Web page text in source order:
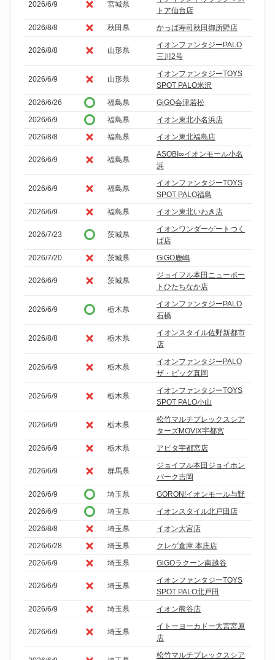
2026/6/9 宮城県
トア仙台店
2026/8/8
秋田県 かっぱ寿司秋田御所野店
2026/8/8 山形県
イオンファンタジーPALO
三川2号
2026/6/9 山形県
イオンファンタジーTOYS
SPOT PALO米沢
2026/6/26
福島県
GiGO会津若松
2026/6/9
福島県
イオン東北小名浜店
2026/8/8
福島県 イオン東北福島店
2026/6/9 福島県
ASOBI∞イオンモール小名
浜
2026/6/9 福島県
イオンファンタジーTOYS
SPOT PALO福島
2026/6/9
福島県 イオン東北いわき店
2026/7/23 茨城県
イオンワンダーゲートつく
ば店
2026/7/20
茨城県 GiGO鹿嶋
2026/6/9 茨城県
ジョイフル本田ニューポー
トひたちなか店
2026/6/9 栃木県
イオンファンタジーPALO
石橋
2026/8/8 栃木県
イオンスタイル佐野新都市
店
2026/6/9 栃木県
イオンファンタジーPALO
ザ・ビッグ真岡
2026/6/9 栃木県
イオンファンタジーTOYS
SPOT PALO小山
2026/6/9 栃木県
松竹マルチプレックスシア
ターズMOVIX宇都宮
2026/6/9
栃木県 アピタ宇都宮店
2026/6/9 群馬県
ジョイフル本田ジョイホン
パーク吉岡
2026/6/9
埼玉県
GORON!イオンモール与野
2026/6/9
埼玉県
イオンスタイル北戸田店
2026/8/8
埼玉県
イオン大宮店
2026/6/28
埼玉県
クレゲ倉庫 本庄店
2026/6/9
埼玉県 GiGOラクーン南越谷
2026/6/9 埼玉県
イオンファンタジーTOYS
SPOT PALO北戸田
2026/6/9
埼玉県 イオン熊谷店
2026/6/9 埼玉県
イトーヨーカドー大宮宮原
店
松竹マルチプレックスシア